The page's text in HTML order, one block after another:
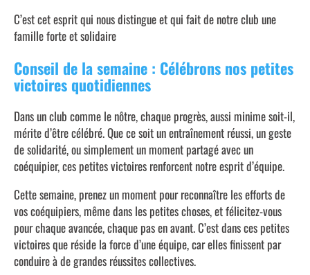
C’est cet esprit qui nous distingue et qui fait de notre club une
famille forte et solidaire
Conseil de la semaine : Célébrons nos petites
victoires quotidiennes
Dans un club comme le nôtre, chaque progrès, aussi minime soit-il,
mérite d’être célébré. Que ce soit un entraînement réussi, un geste
de solidarité, ou simplement un moment partagé avec un
coéquipier, ces petites victoires renforcent notre esprit d’équipe.
Cette semaine, prenez un moment pour reconnaître les efforts de
vos coéquipiers, même dans les petites choses, et félicitez-vous
pour chaque avancée, chaque pas en avant. C’est dans ces petites
victoires que réside la force d’une équipe, car elles finissent par
conduire à de grandes réussites collectives.